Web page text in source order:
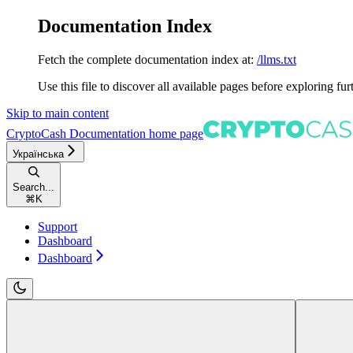
Documentation Index
Fetch the complete documentation index at: /llms.txt
Use this file to discover all available pages before exploring
Skip to main content
CryptoCash Documentation home page
Українська
Search...
⌘ K
Support
Dashboard
Dashboard